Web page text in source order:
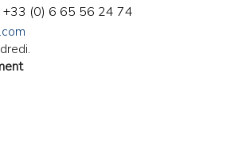
+33 (0) 6 65 56 24 74